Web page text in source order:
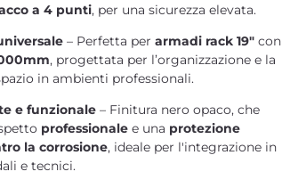
a 4 punti, per una sicurezza elevata.
– Perfetta per armadi rack 19" con
, progettata per l’organizzazione e la
in ambienti professionali.
e funzionale – Finitura nero opaco, che
professionale e una protezione
la corrosione, ideale per l'integrazione in
e tecnici.